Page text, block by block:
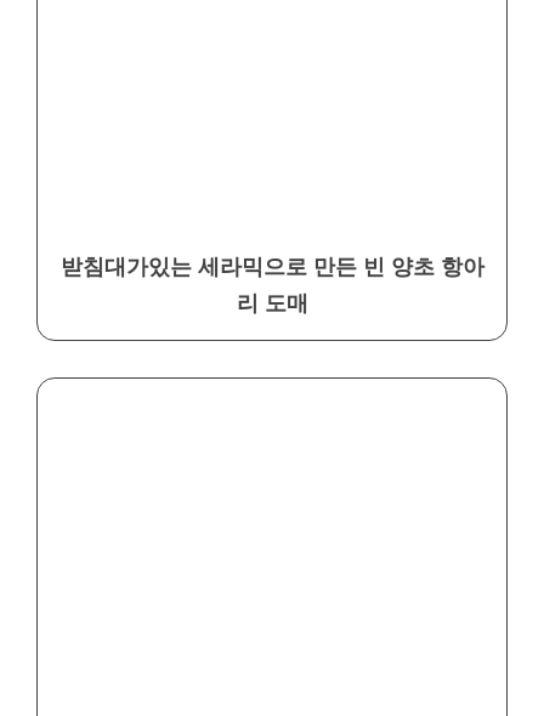
받침대가있는 세라믹으로 만든 빈 양초 항아
리 도매